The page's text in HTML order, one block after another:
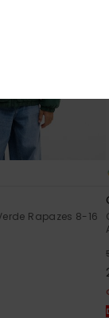
Rapazes 8-16